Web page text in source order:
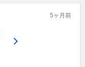
5ヶ月前